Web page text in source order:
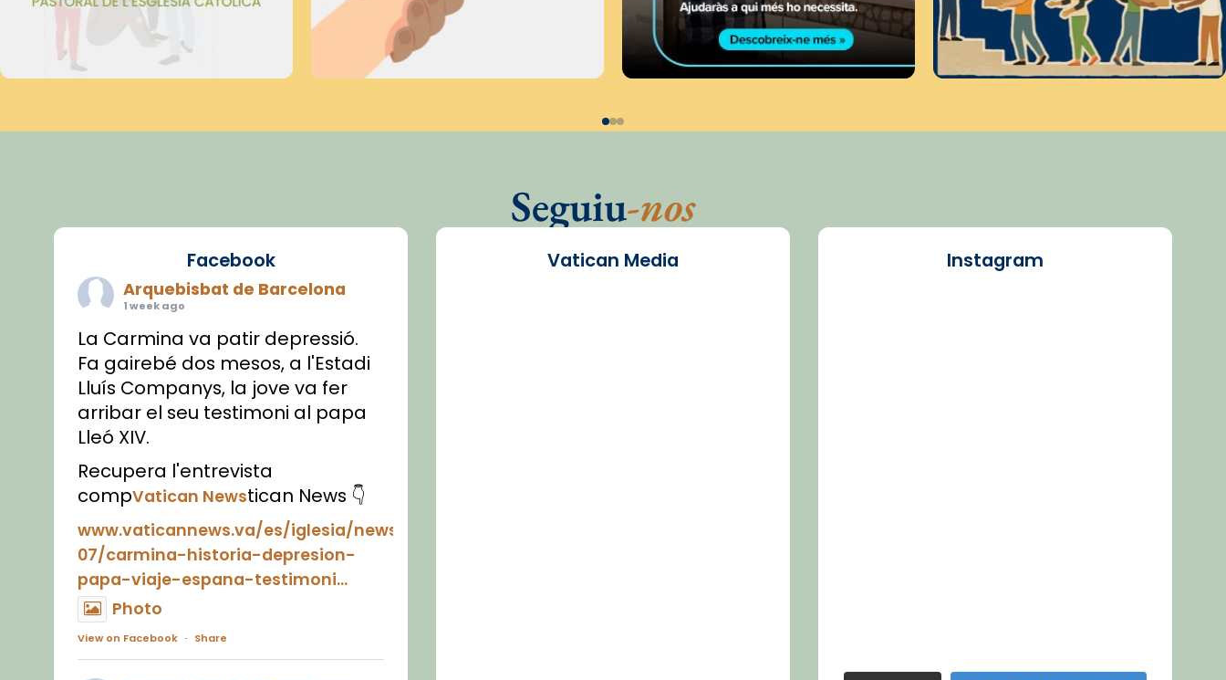
Seguiu-nos
Facebook
Arquebisbat de Barcelona
1 week ago
La Carmina va patir depressió.
Fa gairebé dos mesos, a l'Estadi
Lluís Companys, la jove va fer
arribar el seu testimoni al papa
Lleó XIV.
Recupera l'entrevista
compVatican Newstican News 👇
www.vaticannews.va/es/iglesia/news/2026-
07/carmina-historia-depresion-
papa-viaje-espana-testimoni...
Photo
View on Facebook · Share
Vatican Media Instagram